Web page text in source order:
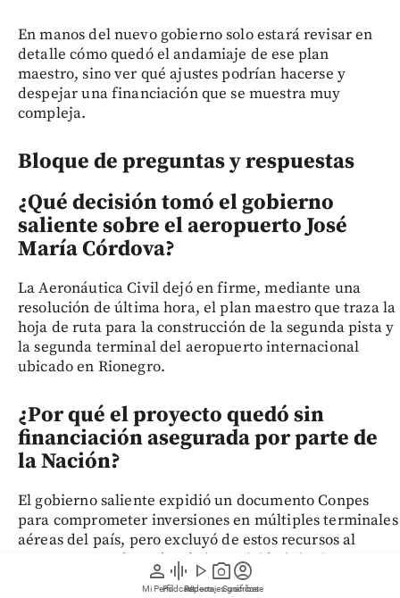
person
Mi Perfil
graphic_eq
Pódcast
play_arrow
Videos
photo_camera
Reportajes gráficos
account_circle
Suscríbete
En manos del nuevo gobierno solo estará revisar en
detalle cómo quedó el andamiaje de ese plan
maestro, sino ver qué ajustes podrían hacerse y
despejar una financiación que se muestra muy
compleja.
Bloque de preguntas y respuestas
¿Qué decisión tomó el gobierno
saliente sobre el aeropuerto José
María Córdova?
La Aeronáutica Civil dejó en firme, mediante una
resolución de última hora, el plan maestro que traza la
hoja de ruta para la construcción de la segunda pista y
la segunda terminal del aeropuerto internacional
ubicado en Rionegro.
¿Por qué el proyecto quedó sin
financiación asegurada por parte de
la Nación?
El gobierno saliente expidió un documento Conpes
para comprometer inversiones en múltiples terminales
aéreas del país, pero excluyó de estos recursos al
aeropuerto José María Córdova, dejándolo sin
presupuesto público asignado para los próximos años.